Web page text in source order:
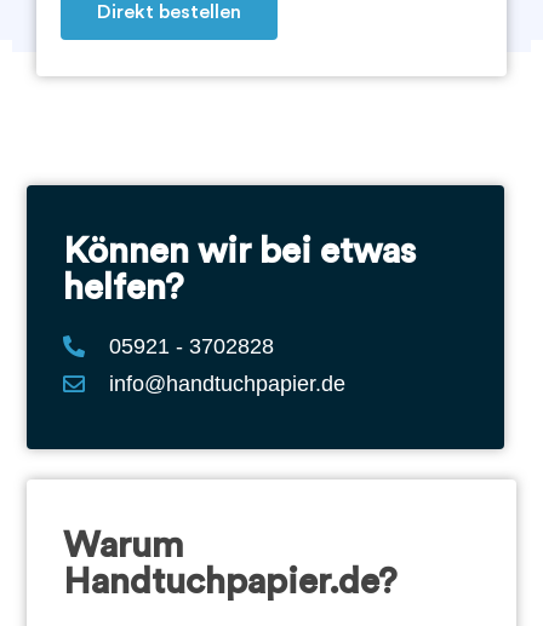
Direkt bestellen
Können wir bei etwas
helfen?
05921 - 3702828
info@handtuchpapier.de
Warum
Handtuchpapier.de?